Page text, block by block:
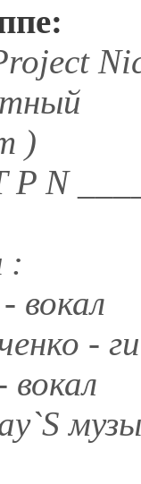
)
P N
:
вокал
-
вокал